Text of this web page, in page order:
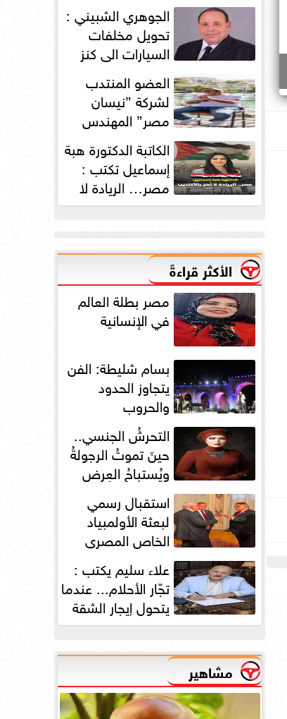
دورته الأولى الجوهري الشبيني :
تحويل مخلفات
السيارات الي كنز
بمليارات الدولارات
العضو المنتدب
لشركة ”نيسان
مصر” المهندس
محمد عبد الصمد:
2025 عامًا استثنائيًا... الكاتبة الدكتورة هبة
إسماعيل تكتب :
مصر… الريادة لا
تُهز بالأكاذيب
الأكثر قراءةً
مصر بطلة العالم
في الإنسانية
بسام شليطة: الفن
يتجاوز الحدود
والحروب
التحرشُ الجنسي..
حينَ تموتُ الرجولةُ
ويُستباحُ العِرض
استقبال رسمي
لبعثة الأولمبياد
الخاص المصري
بسفارة مصر في
باريس علاء سليم يكتب :
تجّار الأحلام... عندما
يتحول إيجار الشقة
إلى مقصلةٍ...
مشاهير